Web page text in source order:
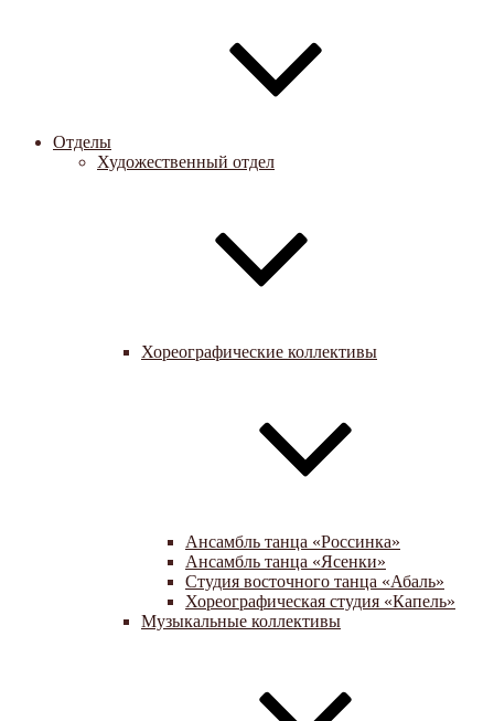
Отделы
Художественный отдел
Хореографические коллективы
Ансамбль танца «Россинка»
Ансамбль танца «Ясенки»
Студия восточного танца «Абаль»
Хореографическая студия «Капель»
Музыкальные коллективы